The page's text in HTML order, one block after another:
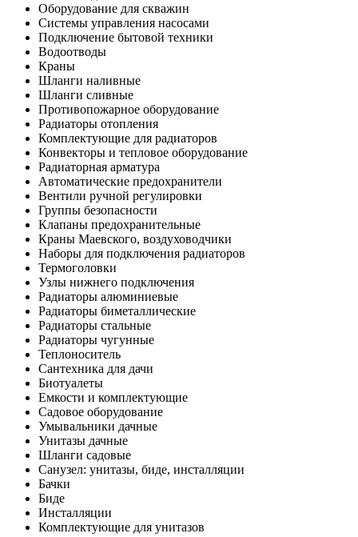
Оборудование для скважин
Системы управления насосами
Подключение бытовой техники
Водоотводы
Краны
Шланги наливные
Шланги сливные
Противопожарное оборудование
Радиаторы отопления
Комплектующие для радиаторов
Конвекторы и тепловое оборудование
Радиаторная арматура
Автоматические предохранители
Вентили ручной регулировки
Группы безопасности
Клапаны предохранительные
Краны Маевского, воздуховодчики
Наборы для подключения радиаторов
Термоголовки
Узлы нижнего подключения
Радиаторы алюминиевые
Радиаторы биметаллические
Радиаторы стальные
Радиаторы чугунные
Теплоноситель
Сантехника для дачи
Биотуалеты
Емкости и комплектующие
Садовое оборудование
Умывальники дачные
Унитазы дачные
Шланги садовые
Санузел: унитазы, биде, инсталляции
Бачки
Биде
Инсталляции
Комплектующие для унитазов